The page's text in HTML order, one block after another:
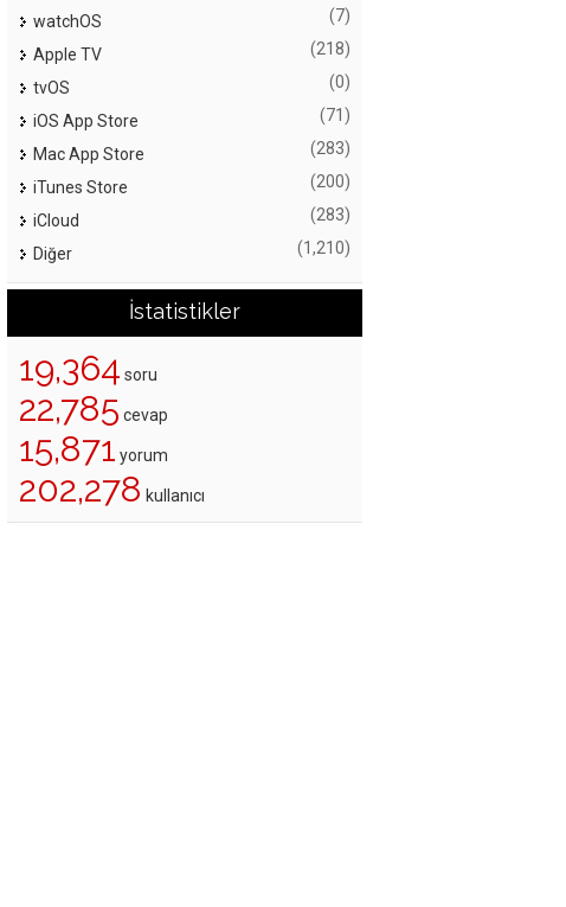
watchOS (7)
Apple TV (218)
tvOS (0)
iOS App Store (71)
Mac App Store (283)
iTunes Store (200)
iCloud (283)
Diğer (1,210)
İstatistikler
19,364 soru
22,785 cevap
15,871 yorum
202,278 kullanıcı